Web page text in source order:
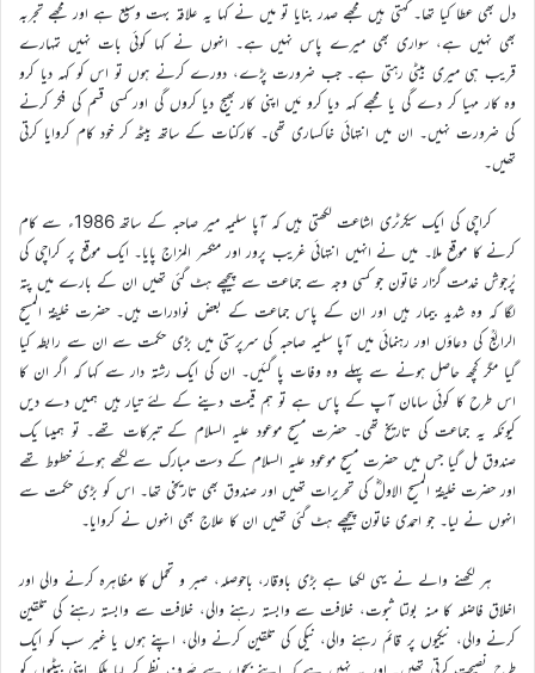
دل بھی عطا کیا تھا۔ کہتی ہیں مجھے صدر بنایا تو میں نے کہا یہ علاقہ بہت وسیع ہے اور مجھے تجربہ
بھی نہیں ہے، سواری بھی میرے پاس نہیں ہے۔ انہوں نے کہا کوئی بات نہیں تمہارے
قریب ہی میری بیٹی رہتی ہے۔ جب ضرورت پڑے، دورے کرنے ہوں تو اس کو کہہ دیا کرو
وہ کار مہیا کر دے گی یا مجھے کہہ دیا کرو مَیں اپنی کار بھیج دیا کروں گی اور کسی قسم کی فکر کرنے
کی ضرورت نہیں۔ ان میں انتہائی خاکساری تھی۔ کارکنات کے ساتھ بیٹھ کر خود کام کروایا کرتی
تھیں۔
کراچی کی ایک سیکرٹری اشاعت لکھتی ہیں کہ آپا سلیمہ میر صاحبہ کے ساتھ 1986ء سے کام
کرنے کا موقع ملا۔ میں نے انہیں انتہائی غریب پرور اور منکسر المزاج پایا۔ ایک موقع پر کراچی کی
پُرجوش خدمت گزار خاتون جو کسی وجہ سے جماعت سے پیچھے ہٹ گئی تھیں ان کے بارے میں پتہ
لگا کہ وہ شدید بیمار ہیں اور ان کے پاس جماعت کے بعض نوادرات ہیں۔ حضرت خلیفۃ المسیح
الرابعؒ کی دعاؤں اور رہنمائی میں آپا سلیمہ صاحبہ کی سرپرستی میں بڑی حکمت سے ان سے رابطہ کیا
گیا مگر کچھ حاصل ہونے سے پہلے وہ وفات پا گئیں۔ ان کی ایک رشتہ دار سے کہا کہ اگر ان کا
اس طرح کا کوئی سامان آپ کے پاس ہے تو ہم قیمت دینے کے لئے تیار ہیں ہمیں دے دیں
کیونکہ یہ جماعت کی تاریخ تھی۔ حضرت مسیح موعود علیہ السلام کے تبرکات تھے۔ تو ہمیںا یک
صندوق مل گیا جس میں حضرت مسیح موعود علیہ السلام کے دست مبارک سے لکھے ہوئے خطوط تھے
اور حضرت خلیفۃ المسیح الاولؓ کی تحریرات تھیں اور صندوق بھی تاریخی تھا۔ اس کو بڑی حکمت سے
انہوں نے لیا۔ جو احمدی خاتون پیچھے ہٹ گئی تھیں ان کا علاج بھی انہوں نے کروایا۔
ہر لکھنے والے نے یہی لکھا ہے بڑی باوقار، باحوصلہ، صبر و تحمل کا مظاہرہ کرنے والی اور
اخلاق فاضلہ کا منہ بولتا ثبوت، خلافت سے وابستہ رہنے والی، خلافت سے وابستہ رہنے کی تلقین
کرنے والی، نیکیوں پر قائم رہنے والی، نیکی کی تلقین کرنے والی، اپنے ہوں یا غیر سب کو ایک